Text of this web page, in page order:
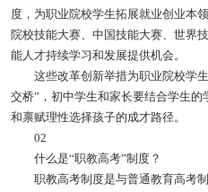
度，为职业院校学生拓展就业创业本
院校技能大赛、中国技能大赛、世界
能人才持续学习和发展提供机会。
这些改革创新举措为职业院校学
交桥”，初中学生和家长要结合学生
和禀赋理性选择孩子的成才路径。
02
什么是“职教高考”制度？
职教高考制度是与普通教育高考